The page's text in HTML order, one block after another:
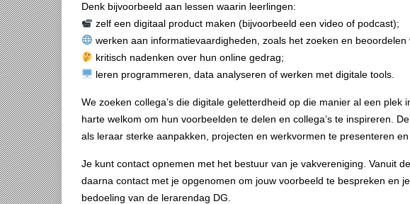
Denk bijvoorbeeld aan lessen waarin leerlingen:
zelf een digitaal product maken (bijvoorbeeld een video of podcast);
werken aan informatievaardigheden, zoals het zoeken en
kritisch nadenken over hun online gedrag;
leren programmeren, data analyseren of werken met digitale tools.
We zoeken collega’s die digitale geletterdheid op die manier al een plek
harte welkom om hun voorbeelden te delen en collega’s te inspireren.
als leraar sterke aanpakken, projecten en werkvormen te presenteren
Je kunt contact opnemen met het bestuur van je vakvereniging. Vanuit
daarna contact met je opgenomen om jouw voorbeeld te bespreken en
bedoeling van de lerarendag DG.